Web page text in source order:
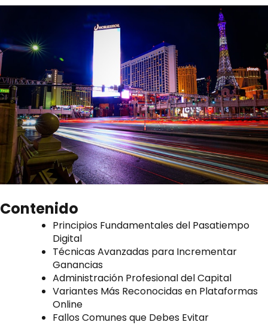
Contenido
Principios Fundamentales del Pasatiempo
Digital
Técnicas Avanzadas para Incrementar
Ganancias
Administración Profesional del Capital
Variantes Más Reconocidas en Plataformas
Online
Fallos Comunes que Debes Evitar